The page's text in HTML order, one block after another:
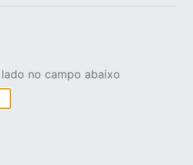
no campo abaixo